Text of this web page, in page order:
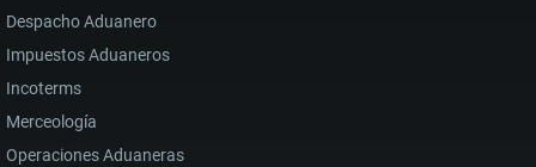
Despacho Aduanero
Impuestos Aduaneros
Incoterms
Merceología
Operaciones Aduaneras